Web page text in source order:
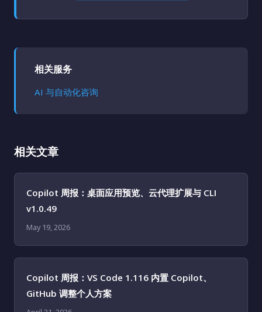
相关服务
AI 与自动化咨询
相关文章
Copilot 周报：桌面应用预览、云代理扩展与 CLI
v1.0.49
May 19, 2026
Copilot 周报：VS Code 1.116 内置 Copilot、
GitHub 调整个人方案